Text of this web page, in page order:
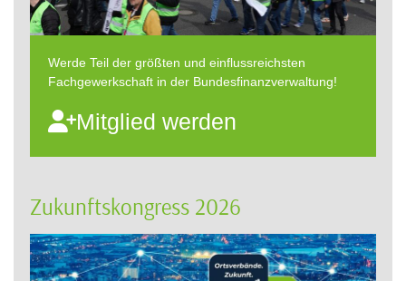
Werde Teil der größten und einflussreichsten
Fachgewerkschaft in der Bundesfinanzverwaltung!
Mitglied werden
Zukunftskongress 2026